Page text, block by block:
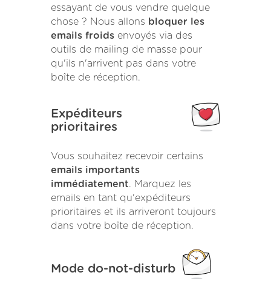
essayant de vous vendre quelque
chose ? Nous allons bloquer les
emails froids envoyés via des
outils de mailing de masse pour
qu'ils n'arrivent pas dans votre
boîte de réception.
Expéditeurs
prioritaires
Vous souhaitez recevoir certains
emails importants
immédiatement. Marquez les
emails en tant qu'expéditeurs
prioritaires et ils arriveront toujours
dans votre boîte de réception.
Mode do-not-disturb